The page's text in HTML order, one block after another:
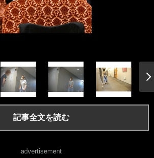
記事全文を読む
advertisement